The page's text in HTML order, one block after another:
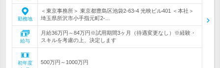
勤務地
＜東京事務所＞ 東京都豊島区池袋2-63-4 光映ビル401 ＜本社＞
埼玉県所沢市小手指元町2-…
給与
月給36万円～84万円※試用期間3ヶ月（待遇変更なし）※経験・
スキルを考慮の上、決定します
初年度
500万円～1000万円